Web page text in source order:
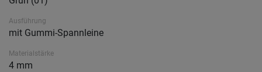
Ausführung
mit Gummi-Spannleine
Materialstärke
4 mm